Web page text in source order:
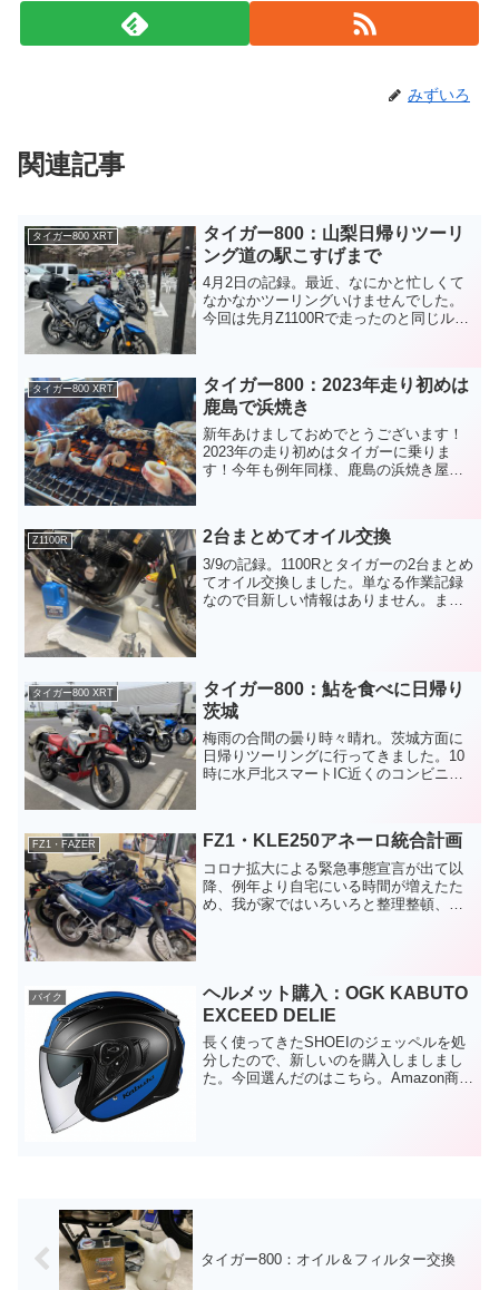
みずいろ
関連記事
タイガー800 XRT
タイガー800：山梨日帰りツーリ
ング道の駅こすげまで
4月2日の記録。最近、なにかと忙しくて
なかなかツーリングいけませんでした。
今回は先月Z1100Rで走ったのと同じルー
ったので行き先を近...
タイガー800 XRT
タイガー800：2023年走り初めは
鹿島で浜焼き
新年あけましておめでとうございます！
2023年の走り初めはタイガーに乗りま
す！今年も例年同様、鹿島の浜焼き屋に
て、そこから15分くらい走り目的のお店
に到着。開店...
Z1100R 2台まとめてオイル交換
3/9の記録。1100Rとタイガーの2台まとめ
てオイル交換しました。単なる作業記録
なので目新しい情報はありません。まず
タイガー800 XRT
タイガー800：鮎を食べに日帰り
茨城
梅雨の合間の曇り時々晴れ。茨城方面に
日帰りツーリングに行ってきました。10
時に水戸北スマートIC近くのコンビニに
り換えペースが落ちているあの人ので
す。笑茨城のくねくね...
FZ1・FAZER FZ1・KLE250アネーロ統合計画
コロナ拡大による緊急事態宣言が出て以
降、例年より自宅にいる時間が増えたた
め、我が家ではいろいろと整理整頓、快
バイク
ヘルメット購入：OGK KABUTO
EXCEED DELIE
長く使ってきたSHOEIのジェッペルを処
分したので、新しいのを購入しましまし
た。今回選んだのはこちら。Amazon商品
タイガー800：オイル＆フィルター交換